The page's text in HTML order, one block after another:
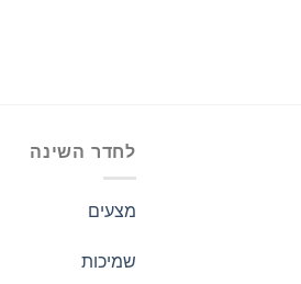
לחדר השינה
מצעים
שמיכות